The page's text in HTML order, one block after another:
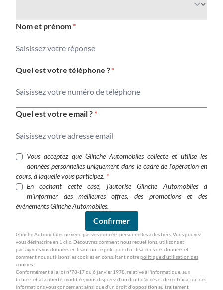
Nom et prénom*
Quel est votre téléphone ?*
Quel est votre email ?*
Vous acceptez que Glinche Automobiles collecte et utilise les
données personnelles uniquement dans le cadre de l'opération en
cours, à laquelle vous participez. *
En cochant cette case, j'autorise Glinche Automobiles à
m'informer des meilleures offres, des promotions et des
événements Glinche Automobiles.
Confirmer
Glinche Automobiles ne vend pas vos données personnelles à des tiers. Vous pouvez
vous désinscrire en 1 clic. Découvrez comment nous recueillons, utilisons et
partageons vos données en lisant notrepolitique d'utilisations des donnéeset
comment nous utilisons les cookies en consultant notrepolitique d'utilisation des
cookies
Conformément à la loi n°78-17 du 6 janvier 1978, relative à l'informatique, aux
fichiers et à la liberté, modifiée, vous disposez d'un droit d'accès et de rectification des
informations vous concernant ainsi que d'un droit d'opposition au traitement